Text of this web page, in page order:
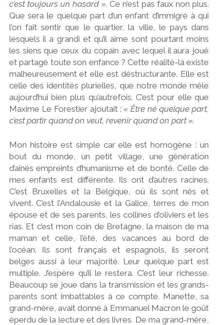
c’est toujours un hasard ». Ce n’est pas faux non plus.
Que sera le quelque part d’un enfant d’immigré à qui
l’on fait sentir que le quartier, la ville, le pays dans
lesquels il a grandi et qu’il aime sont pourtant moins
les siens que ceux du copain avec lequel il aura joué
et partagé toute son enfance ? Cette réalité-là existe
malheureusement et elle est déstructurante. Elle est
celle des identités plurielles, que notre monde mêle
aujourd’hui bien plus qu’autrefois. C’est pour elle que
Maxime Le Forestier ajoutait :« Être né quelque part,
c’est partir quand on veut, revenir quand on part ».
Mon histoire est simple car elle est homogène : un
bout du monde, un petit village, une génération
d’aînés empreints d’humanisme et de bonté. Celle de
mes enfants est différente. Ils ont d’autres racines.
C’est Bruxelles et la Belgique, où ils sont nés et
vivent. C’est l’Andalousie et la Galice, terres de mon
épouse et de ses parents, les collines d’oliviers et les
rias. Et c’est mon coin de Bretagne, la maison de ma
maman et celle, l’été, des vacances au bord de
l’océan. Ils sont français et espagnols, ils seront
belges aussi à leur majorité. Leur quelque part est
multiple. J’espère qu’il le restera. C’est leur richesse.
Beaucoup se joue dans la transmission et les grands-
parents sont imbattables à ce compte. Manette, sa
grand-mère, avait donné à Emmanuel Macron le goût
éperdu de la lecture et des livres. De ma grand-mère,